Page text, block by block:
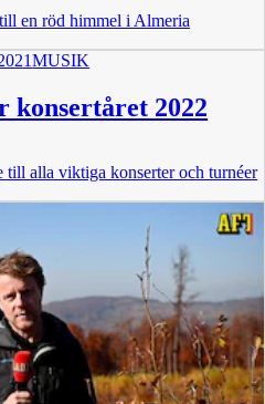
en röd himmel i Almeria
MUSIK
konsertåret 2022
till alla viktiga konserter och turnéer